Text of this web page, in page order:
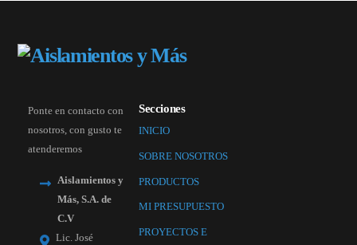
Ponte en contacto con
nosotros, con gusto te
atenderemos
Aislamientos y
Más, S.A. de
C.V
Lic. José
Secciones
INICIO
SOBRE NOSOTROS
PRODUCTOS
MI PRESUPUESTO
PROYECTOS E